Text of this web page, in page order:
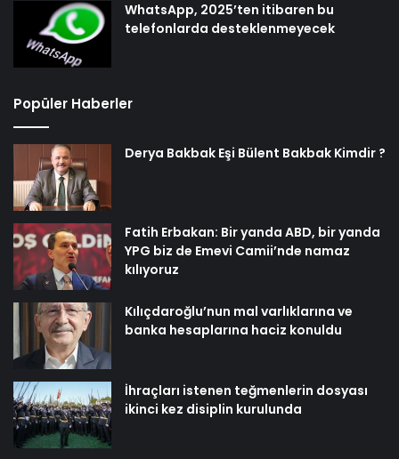
WhatsApp, 2025’ten itibaren bu
telefonlarda desteklenmeyecek
Popüler Haberler
Derya Bakbak Eşi Bülent Bakbak Kimdir ?
Fatih Erbakan: Bir yanda ABD, bir yanda
YPG biz de Emevi Camii’nde namaz
kılıyoruz
Kılıçdaroğlu’nun mal varlıklarına ve
banka hesaplarına haciz konuldu
İhraçları istenen teğmenlerin dosyası
ikinci kez disiplin kurulunda